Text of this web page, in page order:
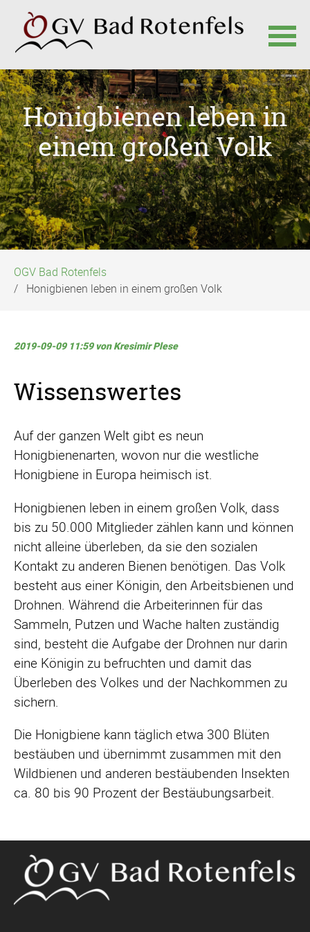
Navigation
überspringen
Honigbienen leben in
einem großen Volk
OGV Bad Rotenfels
Honigbienen leben in einem großen Volk
2019-09-09 11:59von Kresimir Plese
Wissenswertes
Auf der ganzen Welt gibt es neun
Honigbienenarten, wovon nur die westliche
Honigbiene in Europa heimisch ist.
Honigbienen leben in einem großen Volk, dass
bis zu 50.000 Mitglieder zählen kann und können
nicht alleine überleben, da sie den sozialen
Kontakt zu anderen Bienen benötigen. Das Volk
besteht aus einer Königin, den Arbeitsbienen und
Drohnen. Während die Arbeiterinnen für das
Sammeln, Putzen und Wache halten zuständig
sind, besteht die Aufgabe der Drohnen nur darin
eine Königin zu befruchten und damit das
Überleben des Volkes und der Nachkommen zu
sichern.
Die Honigbiene kann täglich etwa 300 Blüten
bestäuben und übernimmt zusammen mit den
Wildbienen und anderen bestäubenden Insekten
ca. 80 bis 90 Prozent der Bestäubungsarbeit.